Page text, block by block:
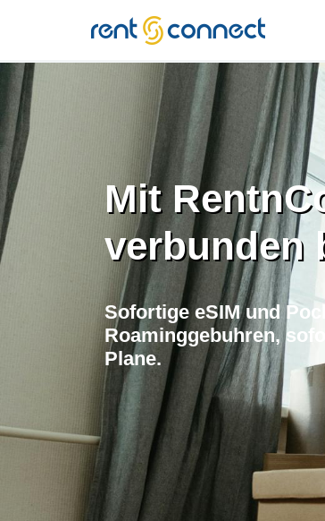
RENT'N
CONNECT
Mit
verbunden
Sofortige eSIM und
Roaminggebuhren,
Plane.